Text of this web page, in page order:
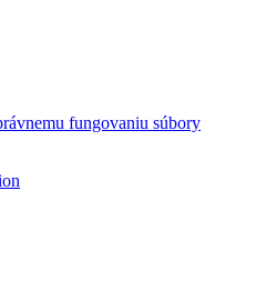
fungovaniu súbory